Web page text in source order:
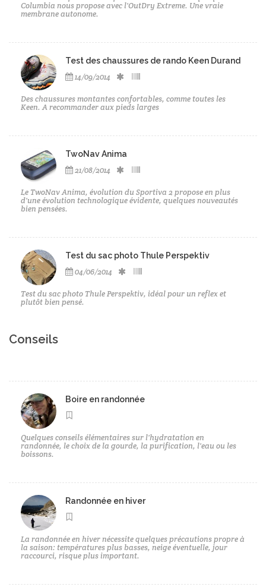
Columbia nous propose avec l'OutDry Extreme. Une vraie
membrane autonome.
Test des chaussures de rando Keen Durand
14/09/2014
Des chaussures montantes confortables, comme toutes les
Keen. A recommander aux pieds larges
TwoNav Anima
21/08/2014
Le TwoNav Anima, évolution du Sportiva 2 propose en plus
d'une évolution technologique évidente, quelques nouveautés
bien pensées.
Test du sac photo Thule Perspektiv
04/06/2014
Test du sac photo Thule Perspektiv, idéal pour un reflex et
plutôt bien pensé.
Conseils
Boire en randonnée
Quelques conseils élémentaires sur l'hydratation en
randonnée, le choix de la gourde, la purification, l'eau ou les
boissons.
Randonnée en hiver
La randonnée en hiver nécessite quelques précautions propre à
la saison: températures plus basses, neige éventuelle, jour
raccourci, risque plus important.